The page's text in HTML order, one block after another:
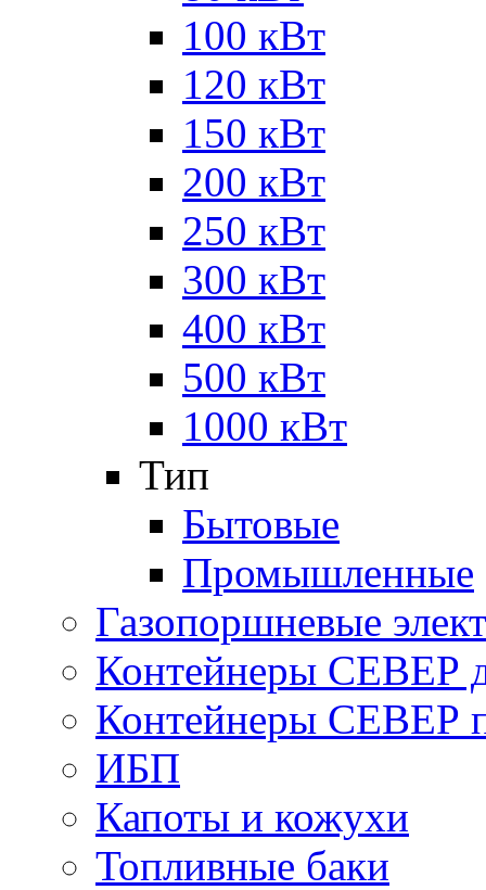
100 кВт
120 кВт
150 кВт
200 кВт
250 кВт
300 кВт
400 кВт
500 кВт
1000 кВт
Тип
Бытовые
Промышленные
Газопоршневые
Контейнеры СЕВЕР
Контейнеры СЕВЕР
ИБП
Капоты и кожухи
Топливные баки